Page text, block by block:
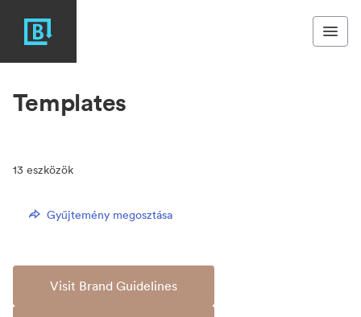
Templates
13 eszközök
Gyűjtemény megosztása
Visit Brand Guidelines